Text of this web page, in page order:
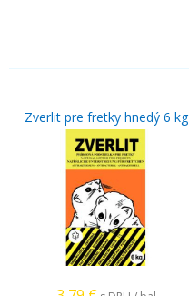
Zverlit pre fretky hnedý 6 kg